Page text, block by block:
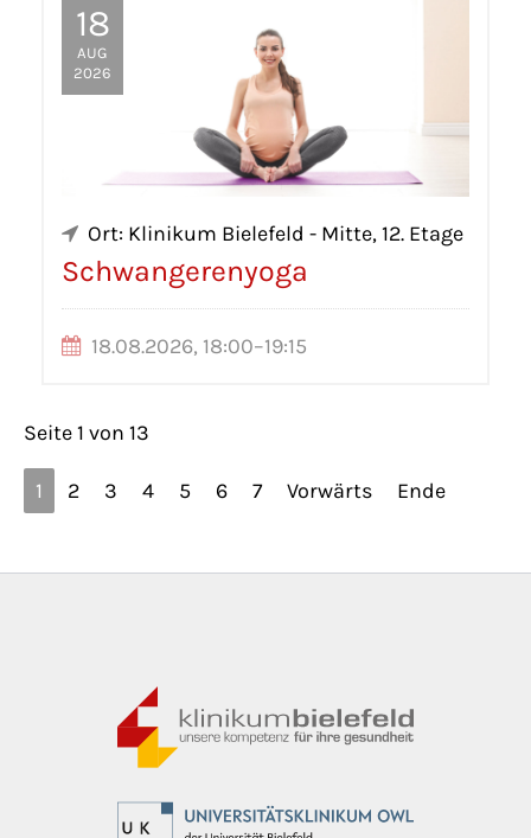
18
AUG
2026
Ort: Klinikum Bielefeld - Mitte, 12. Etage
Schwangerenyoga
18.08.2026, 18:00–19:15
Seite 1 von 13
1 2 3 4 5 6 7 Vorwärts Ende